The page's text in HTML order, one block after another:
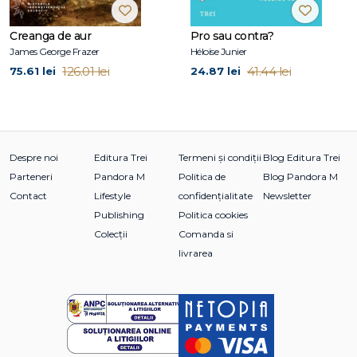
Mare” din Suceava, și este autor sau coordonator pentru 26
volume apărute la edituri prestigioase din țară sau din
străinătate. Coordonează Centrul de Resurse pentru
Educația Timpurie din cadrul Universității ”Ștefan cel Mare”
Creanga de aur
James George Frazer
75.61 lei 126.01 lei
Pro sau contra?
Héloïse Junier
24.87 lei 41.44 lei
Despre noi
Parteneri
Contact
Editura Trei
Pandora M
Lifestyle
Publishing
Colecții
Termeni și condiții
Politica de
confidențialitate
Politica cookies
Comanda si
livrarea
Blog Editura Trei
Blog Pandora M
Newsletter